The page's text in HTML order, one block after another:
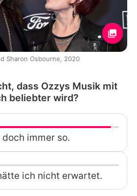
Sharon Osbourne, 2020
dass Ozzys Musik mit
beliebter wird?
immer so.
ich nicht erwartet.